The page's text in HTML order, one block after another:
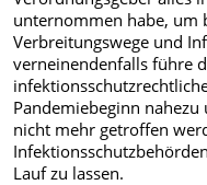
unternommen habe, um
Verbreitungswege und
verneinendenfalls führe
Pandemiebeginn
nicht mehr getroffen
Lauf zu lassen.